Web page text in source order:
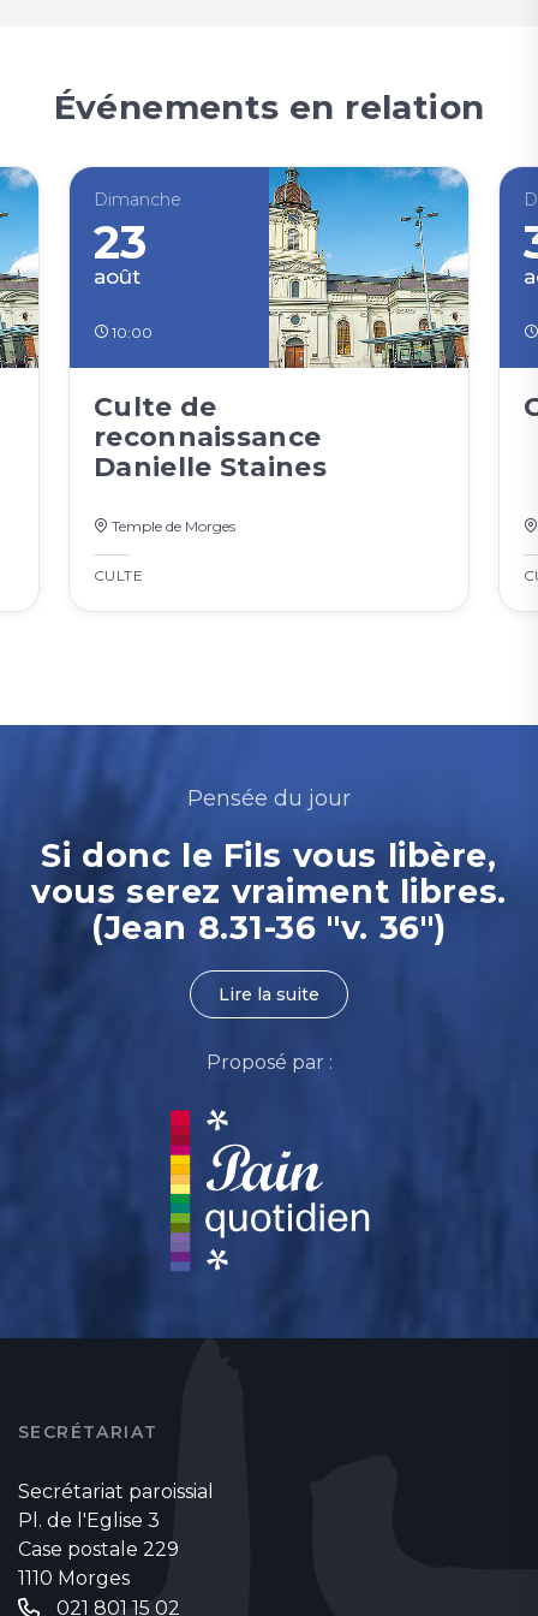
Événements en relation
Dimanche
23
août
10:00
Culte de
reconnaissance
Danielle Staines
Temple de Morges
CULTE
Pensée du jour
Si donc le Fils vous libère,
vous serez vraiment libres.
(Jean 8.31-36 "v. 36")
Lire la suite
Proposé par :
SECRÉTARIAT
Secrétariat paroissial
Pl. de l'Eglise 3
Case postale 229
1110 Morges
021 801 15 02